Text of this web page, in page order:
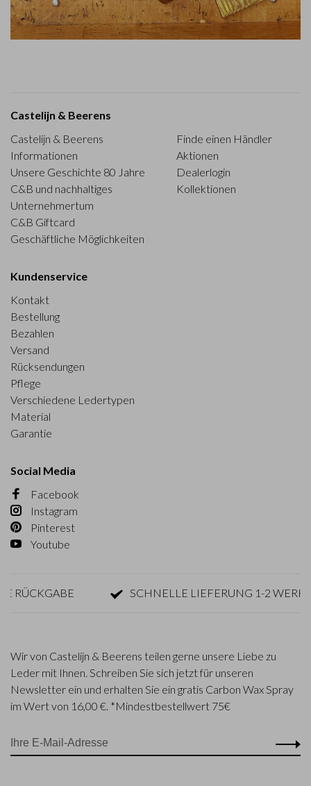
Castelijn & Beerens
Castelijn & Beerens
Informationen
Unsere Geschichte 80 Jahre
C&B und nachhaltiges
Unternehmertum
C&B Giftcard
Geschäftliche Möglichkeiten
Finde einen Händler
Aktionen
Dealerlogin
Kollektionen
Kundenservice
Kontakt
Bestellung
Bezahlen
Versand
Rücksendungen
Pflege
Verschiedene Ledertypen
Material
Garantie
Social Media
Facebook
Instagram
Pinterest
Youtube
SCHNELLE LIEFERUNG 1-2 WERKTAGE
Wir von Castelijn & Beerens teilen gerne unsere Liebe zu
Leder mit Ihnen. Schreiben Sie sich jetzt für unseren
Newsletter ein und erhalten Sie ein gratis Carbon Wax Spray
im Wert von 16,00 €. *Mindestbestellwert 75€